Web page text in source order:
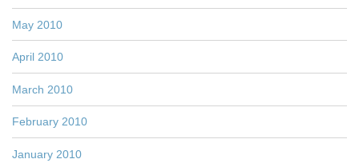
May 2010
April 2010
March 2010
February 2010
January 2010